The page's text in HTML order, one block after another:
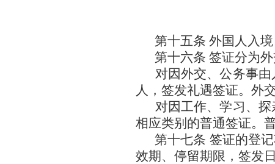
第十五条 外国人入
第十六条 签证分为
对因外交、公务事
人，签发礼遇签证。外
对因工作、学习、
相应类别的普通签证。
第十七条 签证的登
效期、停留期限，签发